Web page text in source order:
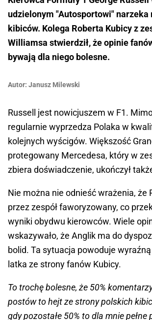
udzielonym "Autosportowi" narzeka
kibiców. Kolega Roberta Kubicy z
Williamsa stwierdził, że opinie
bywają dla niego bolesne.
Autor: Janusz Milewski
Russell jest nowicjuszem w F1.
regularnie wyprzedza Polaka w
kolejnych wyścigów. Większość
protegowany Mercedesa, który w
zbiera doświadczenie, ukończył
Nie można nie odnieść wrażenia, że
przez zespół faworyzowany, co
wyniki obydwu kierowców. Wiele
wskazywało, że Anglik ma do
bolid. Ta sytuacja powoduje
latka ze strony fanów Kubicy.
To trochę bolesne, że 50%
postów to hejt ze strony polskich
gdy pozostałe 50% to dla mnie pełne